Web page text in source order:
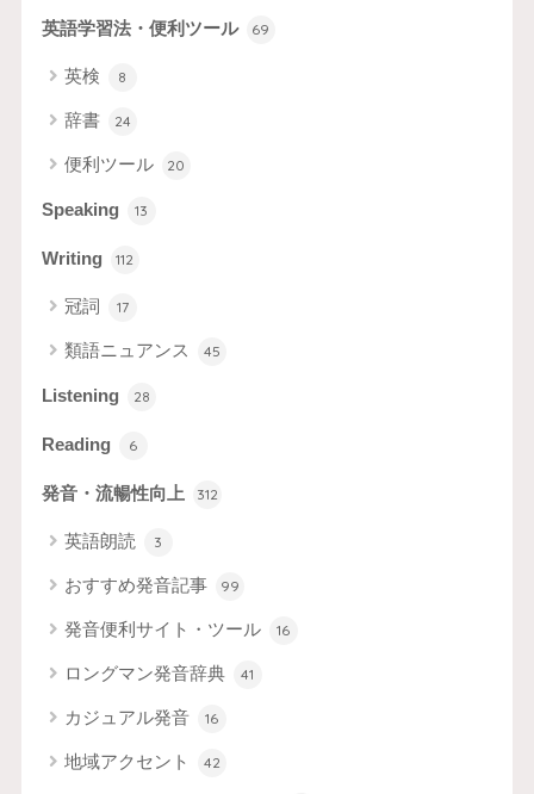
英語学習法・便利ツール 69
英検 8
辞書 24
便利ツール 20
Speaking 13
Writing 112
冠詞 17
類語ニュアンス 45
Listening 28
Reading 6
発音・流暢性向上 312
英語朗読 3
おすすめ発音記事 99
発音便利サイト・ツール 16
ロングマン発音辞典 41
カジュアル発音 16
地域アクセント 42